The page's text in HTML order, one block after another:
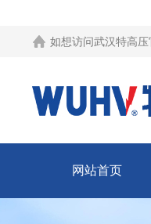
如想访问武汉特高
网站首页